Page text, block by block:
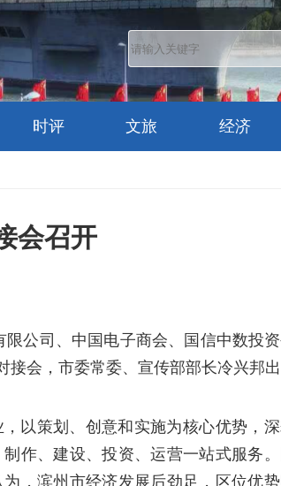
时评 文旅 经济
会召开
公司、中国电子商会、国信中数投
会，市委常委、宣传部部长冷兴邦
以策划、创意和实施为核心优势，
作、建设、投资、运营一站式服务
，滨州市经济发展后劲足，区位优